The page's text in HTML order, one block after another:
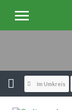
Im Umkreis